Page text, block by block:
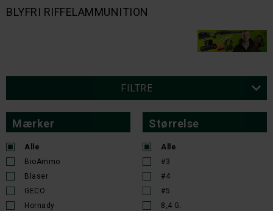
BLYFRI RIFFELAMMUNITION
FILTRE
Mærker
Alle
BioAmmo
Blaser
GECO
Hornady
Størrelse
Alle
#3
#4
#5
8,4 G.